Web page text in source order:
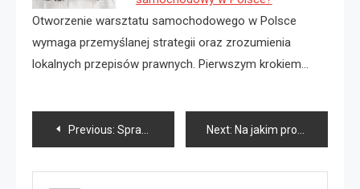
Otworzenie warsztatu samochodowego w Polsce
wymaga przemyślanej strategii oraz zrozumienia
lokalnych przepisów prawnych. Pierwszym krokiem…
Nawigacja
wpisu
Previous: Sprawa rozwodowa Szczecin Next: Na jakim programie suszyć koce?